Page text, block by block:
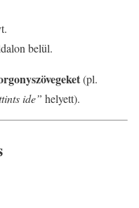
belül.
(pl.
ide” helyett).